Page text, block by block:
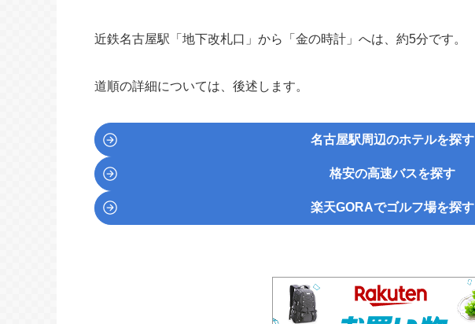
近鉄名古屋駅「地下改札口」から「金の時計」へは、約5分です。
道順の詳細については、後述します。
名古屋駅周辺のホテルを探す
格安の高速バスを探す
楽天GORAでゴルフ場を探す